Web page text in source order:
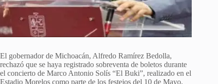
El gobernador de Michoacán, Alfredo Ramírez Bedolla,
rechazó que se haya registrado sobreventa de boletos durante
el concierto de Marco Antonio Solís “El Buki”, realizado en el
Estadio Morelos como parte de los festejos del 10 de Mayo.